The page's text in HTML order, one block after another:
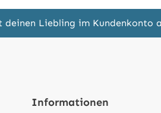
Liebling im
Informationen